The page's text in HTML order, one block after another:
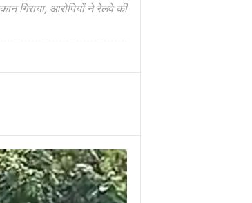
गिराया, आरोपियों ने रेलवे की